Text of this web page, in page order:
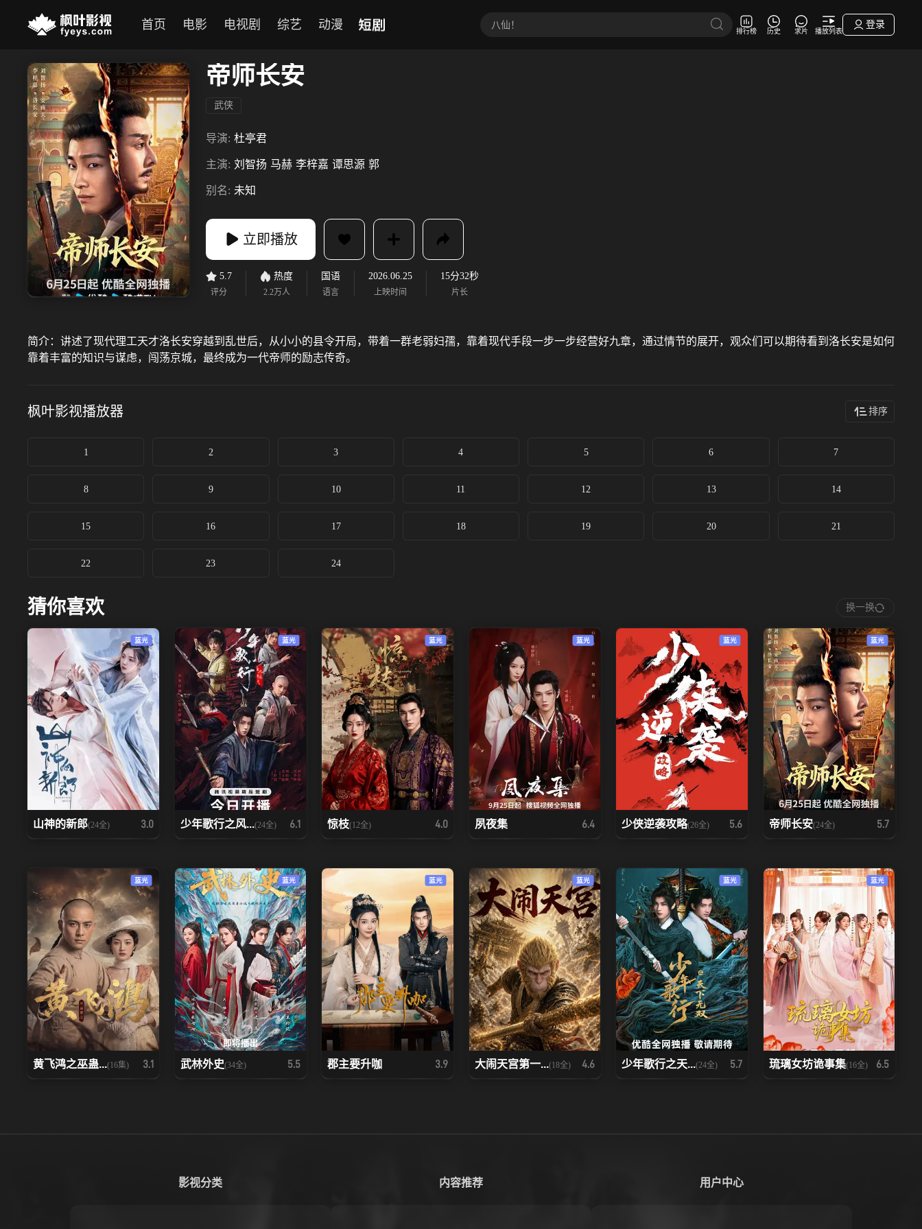
首页 电影 电视剧 综艺 动漫 短剧 排行榜 历史 求片 播放列表
登录
帝师长安
武侠
导演: 杜亭君
主演: 刘智扬 马赫 李梓嘉 谭思源 郭
别名: 未知
立即播放
5.7
评分
热度
2.2万人
国语
语言
2026.06.25
上映时间
15分32秒
片长
简介： 讲述了现代理工天才洛长安穿越到乱世后，从小小的县令开局，带着一群老弱妇孺，靠着现代手段一步一步经营好九章，通过情节的展开，观众们可以期待看到洛长安是如何
靠着丰富的知识与谋虑，闯荡京城，最终成为一代帝师的励志传奇。
枫叶影视播放器 排序
1 2 3 4 5 6 7
8 9 10 11 12 13 14
15 16 17 18 19 20 21
22 23 24
猜你喜欢 换一换
蓝光
山神的新郎(24全) 3.0
蓝光
少年歌行之风...(24全) 6.1
蓝光
惊枝(12全) 4.0
蓝光
夙夜集 6.4
蓝光
少侠逆袭攻略(26全) 5.6
蓝光
帝师长安(24全) 5.7
蓝光
黄飞鸿之巫蛊...(16集) 3.1
蓝光
武林外史(34全) 5.5
蓝光
郡主要升咖 3.9
蓝光
大闹天宫第一...(18全) 4.6
蓝光
少年歌行之天...(24全) 5.7
蓝光
琉璃女坊诡事集(16全) 6.5
影视分类 内容推荐 用户中心